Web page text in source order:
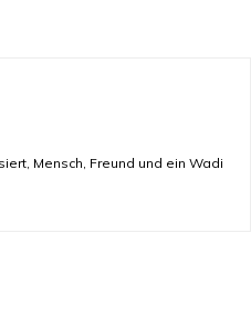
Mensch, Freund und ein Wadi